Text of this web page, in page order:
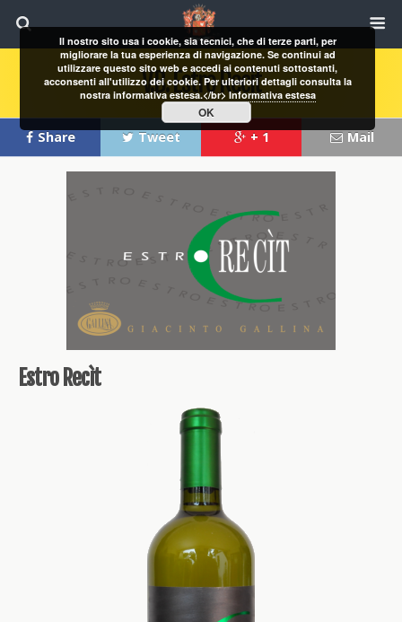
V.B. Estro Recìt
Share Tweet + 1 Mail
Estro Recìt
Il nostro sito usa i cookie, sia tecnici, che di terze parti, per
migliorare la tua esperienza di navigazione. Se continui ad
utilizzare questo sito web e accedi ai contenuti sottostanti,
acconsenti all'utilizzo dei cookie. Per ulteriori dettagli consulta la
nostra informativa estesa.</br>Informativa estesa
OK